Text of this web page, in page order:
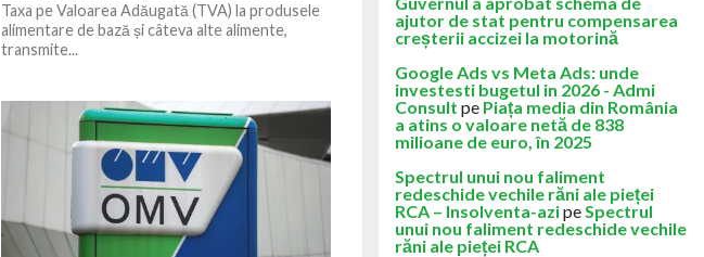
Taxa pe Valoarea Adăugată (TVA) la produsele
alimentare de bază și câteva alte alimente,
transmite...
ajutor de stat pentru compensarea
creșterii accizei la motorină
Google Ads vs Meta Ads: unde
investesti bugetul in 2026 - Admi
Consult pe Piața media din România
a atins o valoare netă de 838
milioane de euro, în 2025
Spectrul unui nou faliment
redeschide vechile răni ale pieței
RCA – Insolventa-azipeSpectrul
unui nou faliment redeschide vechile
răni ale pieței RCA